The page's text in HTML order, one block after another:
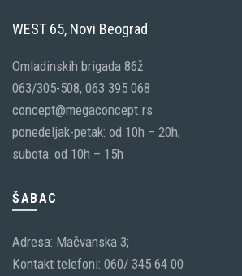
WEST 65, Novi Beograd
Omladinskih brigada 86ž
063/305-508, 063 395 068
concept@megaconcept.rs
ponedeljak-petak: od 10h – 20h;
subota: od 10h – 15h
ŠABAC
Adresa: Mačvanska 3;
Kontakt telefoni: 060/ 345 64 00